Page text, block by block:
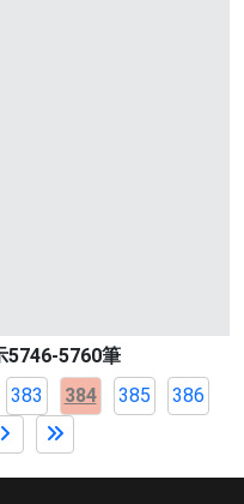
5746-5760筆
383 384 385
386